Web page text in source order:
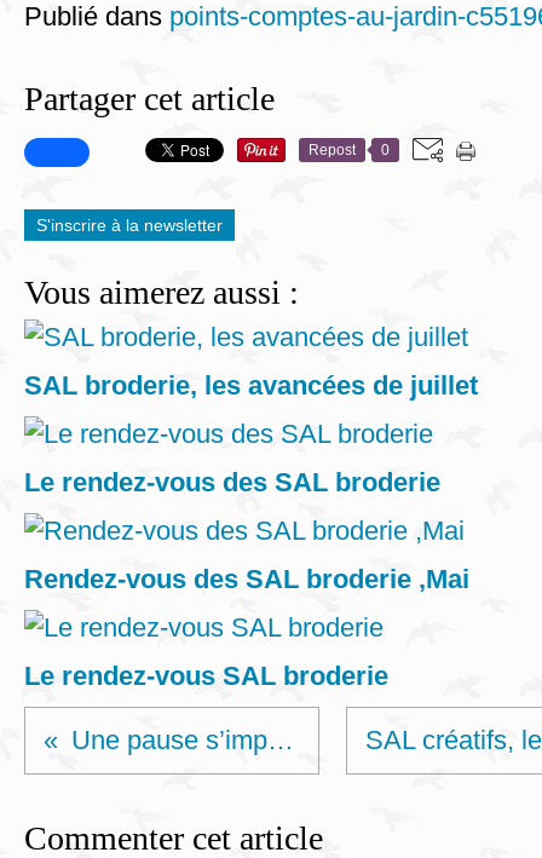
Publié dans points-comptes-au-jardin-
Partager cet article
Repost 0
S'inscrire à la newsletter
Vous aimerez aussi :
SAL broderie, les avancées de juillet
Le rendez-vous des SAL broderie
Rendez-vous des SAL broderie ,Mai
Le rendez-vous SAL broderie
Une pause s’impose.....
Commenter cet article